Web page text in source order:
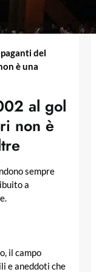
del
è una
al gol
non è
sempre
a
il campo
e aneddoti che